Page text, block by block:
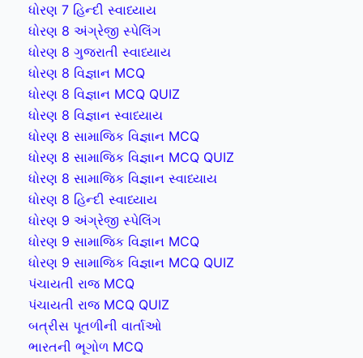
ધોરણ 7 હિન્દી સ્વાધ્યાય
ધોરણ 8 અંગ્રેજી સ્પેલિંગ
ધોરણ 8 ગુજરાતી સ્વાધ્યાય
ધોરણ 8 વિજ્ઞાન MCQ
ધોરણ 8 વિજ્ઞાન MCQ QUIZ
ધોરણ 8 વિજ્ઞાન સ્વાધ્યાય
ધોરણ 8 સામાજિક વિજ્ઞાન MCQ
ધોરણ 8 સામાજિક વિજ્ઞાન MCQ QUIZ
ધોરણ 8 સામાજિક વિજ્ઞાન સ્વાધ્યાય
ધોરણ 8 હિન્દી સ્વાધ્યાય
ધોરણ 9 અંગ્રેજી સ્પેલિંગ
ધોરણ 9 સામાજિક વિજ્ઞાન MCQ
ધોરણ 9 સામાજિક વિજ્ઞાન MCQ QUIZ
પંચાયતી રાજ MCQ
પંચાયતી રાજ MCQ QUIZ
બત્રીસ પૂતળીની વાર્તાઓ
ભારતની ભૂગોળ MCQ